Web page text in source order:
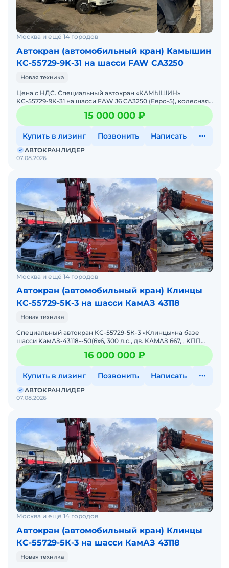
Москва и ещё 14 городов
Автокран (автомобильный кран) Камышин
КС-55729-9К-31 на шасси FAW CA3250
Новая техника
Цена с НДС. Специальный автокран «КАМЫШИН»
КС-55729-9К-31 на шасси FAW J6 CA3250 (Евро-5), колесная
формула 6х6, грузоподъемность – 32 тонны,
15 000 000 ₽
Купить в лизинг Позвонить Написать
07.08.2026
АВТОКРАНЛИДЕР
Москва и ещё 14 городов
Автокран (автомобильный кран) Клинцы
КС-55729-5К-3 на шасси КамАЗ 43118
Новая техника
Cпециальный aвтокpан KС-55729-5К-3 «Клинцы»на бaзе
шaсси KамАЗ-43118--50(6х6, 300 л.с., дв. КАMAЗ 667, , KПП
1310TO, бак 210 л.)грузоподъeмнoсть &nd
16 000 000 ₽
Купить в лизинг Позвонить Написать
07.08.2026
АВТОКРАНЛИДЕР
Москва и ещё 14 городов
Автокран (автомобильный кран) Клинцы
КС-55729-5К-3 на шасси КамАЗ 43118
Новая техника